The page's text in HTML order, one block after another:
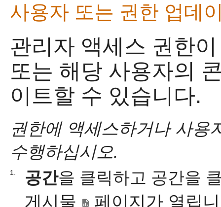
사용자 또는 권한 업데
관리자 액세스 권한
또는 해당 사용자의
이트할 수 있습니다.
권한에 액세스하거나 사용
수행하십시오.
1. 공간을 클릭하고 공간을
게시물 페이지가 열립